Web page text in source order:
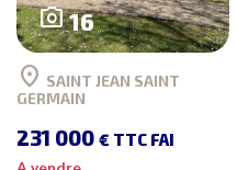
photo_camera16
location_on SAINT JEAN SAINT
GERMAIN
231 000€ TTC FAI